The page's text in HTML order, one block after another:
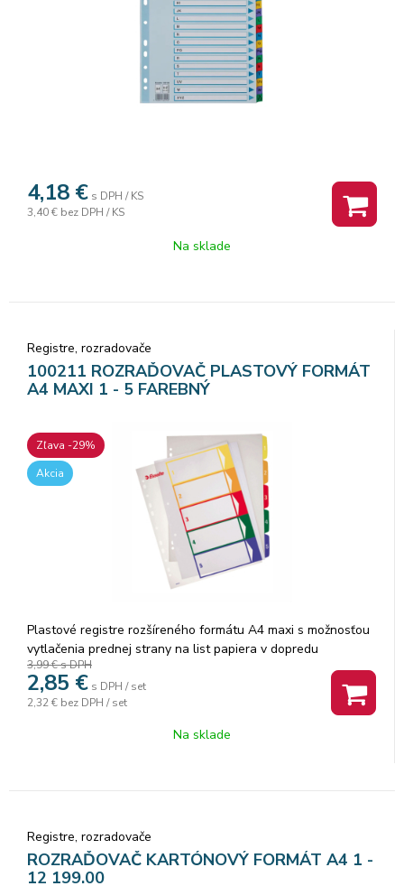
4,18 € s DPH / KS
3,40 € bez DPH / KS
Na sklade
Registre, rozradovače
100211 ROZRAĎOVAČ PLASTOVÝ FORMÁT
A4 MAXI 1 - 5 FAREBNÝ
Zľava -29%
Akcia
Plastové registre rozšíreného formátu A4 maxi s možnosťou
vytlačenia prednej strany na list papiera v dopredu
pripravenom formáte na vašej tlačiarni. Predlohu je možné
získať zadarmo na: www.esselte.com/easyprint. Výsledný
dokument pôsobí upravene a
3,99 €s DPH
2,85 € s DPH / set
2,32 € bez DPH / set
Na sklade
Registre, rozradovače
ROZRAĎOVAČ KARTÓNOVÝ FORMÁT A4 1 -
12 199.00